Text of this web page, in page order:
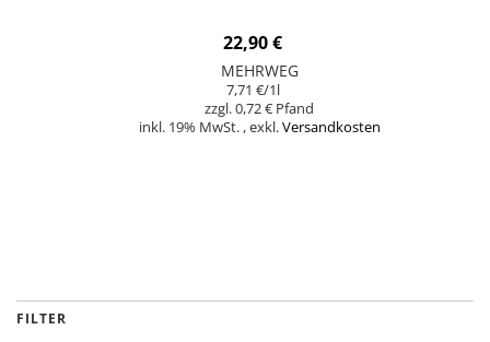
22,90 €
MEHRWEG
7,71 €/1l
0,72 €
inkl. 19% MwSt. ,exkl.Versandkosten
FILTER